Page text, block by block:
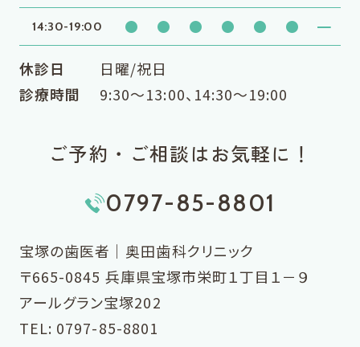
14:30-19:00 ● ● ● ● ● ● ━
休診日
日曜/祝日
診療時間
9:30〜13:00、14:30〜19:00
ご予約・ご相談はお気軽に！
0797-85-8801
宝塚の歯医者｜奥田歯科クリニック
〒665-0845 兵庫県宝塚市栄町１丁目１－９
アールグラン宝塚202
TEL: 0797-85-8801